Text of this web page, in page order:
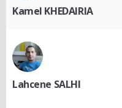
Kamel KHEDAIRIA
Lahcene SALHI